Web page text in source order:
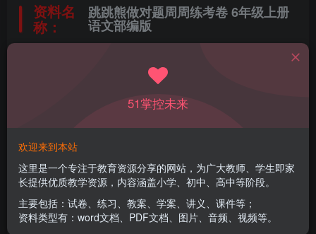
资料名
称：
跳跳熊做对题周周练考卷 6年级上册
语文部编版
适用年级：六年级上册
文件类型：高清PDF
51掌控未来
欢迎来到本站
这里是一个专注于教育资源分享的网站，为广大教师、学生即家
长提供优质教学资源，内容涵盖小学、初中、高中等阶段。
主要包括：试卷、练习、教案、学案、讲义、课件等；
资料类型有：word文档、PDF文档、图片、音频、视频等。